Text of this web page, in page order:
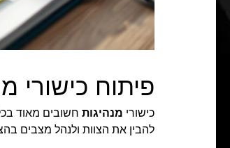
פיתוח כישורי
כישורי מנהיגות חשובים מאוד
להבין את הצוות ולנהל מצבים